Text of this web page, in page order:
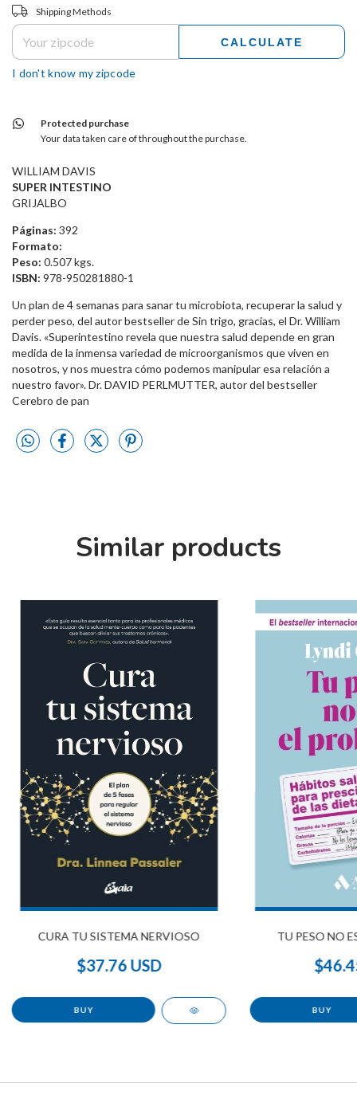
Shipping for zipcode:
Shipping Methods
CALCULATE
I don't know my zipcode
Protected purchase
Your data taken care of throughout the purchase.
WILLIAM DAVIS
SUPER INTESTINO
GRIJALBO
Páginas: 392
Formato:
Peso: 0.507 kgs.
ISBN: 978-950281880-1
Un plan de 4 semanas para sanar tu microbiota, recuperar la salud y
perder peso, del autor bestseller de Sin trigo, gracias, el Dr. William
Davis. «Superintestino revela que nuestra salud depende en gran
medida de la inmensa variedad de microorganismos que viven en
nosotros, y nos muestra cómo podemos manipular esa relación a
nuestro favor». Dr. DAVID PERLMUTTER, autor del bestseller
Cerebro de pan
Similar products
CURA TU SISTEMA NERVIOSO
$37.76 USD
TU PESO NO